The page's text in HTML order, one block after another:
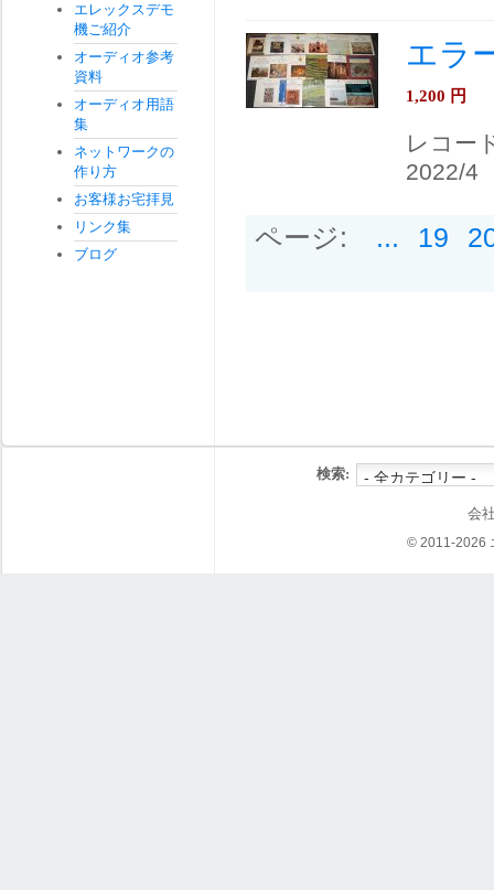
エラ
1,200 円
レコー
2022/4
ページ: ... 19
エレックスデモ
機ご紹介
オーディオ参考
資料
オーディオ用語
集
ネットワークの
作り方
お客様お宅拝見
リンク集
ブログ
検索:
会
© 2011-2026